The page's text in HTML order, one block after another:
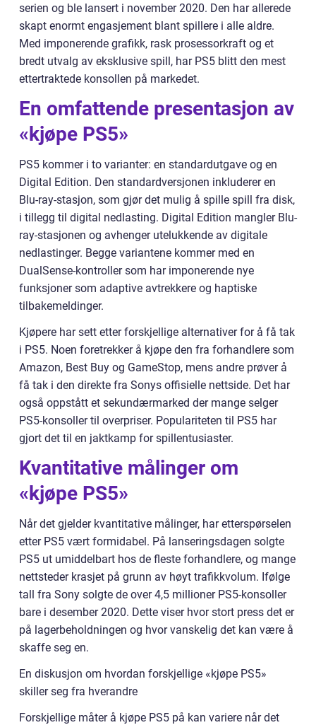
serien og ble lansert i november 2020. Den har allerede
skapt enormt engasjement blant spillere i alle aldre.
Med imponerende grafikk, rask prosessorkraft og et
bredt utvalg av eksklusive spill, har PS5 blitt den mest
ettertraktede konsollen på markedet.
En omfattende presentasjon av
«kjøpe PS5»
PS5 kommer i to varianter: en standardutgave og en
Digital Edition. Den standardversjonen inkluderer en
Blu-ray-stasjon, som gjør det mulig å spille spill fra disk,
i tillegg til digital nedlasting. Digital Edition mangler Blu-
ray-stasjonen og avhenger utelukkende av digitale
nedlastinger. Begge variantene kommer med en
DualSense-kontroller som har imponerende nye
funksjoner som adaptive avtrekkere og haptiske
tilbakemeldinger.
Kjøpere har sett etter forskjellige alternativer for å få tak
i PS5. Noen foretrekker å kjøpe den fra forhandlere som
Amazon, Best Buy og GameStop, mens andre prøver å
få tak i den direkte fra Sonys offisielle nettside. Det har
også oppstått et sekundærmarked der mange selger
PS5-konsoller til overpriser. Populariteten til PS5 har
gjort det til en jaktkamp for spillentusiaster.
Kvantitative målinger om
«kjøpe PS5»
Når det gjelder kvantitative målinger, har etterspørselen
etter PS5 vært formidabel. På lanseringsdagen solgte
PS5 ut umiddelbart hos de fleste forhandlere, og mange
nettsteder krasjet på grunn av høyt trafikkvolum. Ifølge
tall fra Sony solgte de over 4,5 millioner PS5-konsoller
bare i desember 2020. Dette viser hvor stort press det er
på lagerbeholdningen og hvor vanskelig det kan være å
skaffe seg en.
En diskusjon om hvordan forskjellige «kjøpe PS5»
skiller seg fra hverandre
Forskjellige måter å kjøpe PS5 på kan variere når det